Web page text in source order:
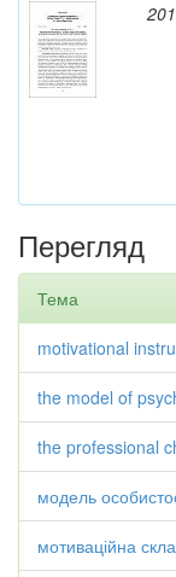
Перегляд
Тема
motivational
the model of
the professional
модель
мотиваційна